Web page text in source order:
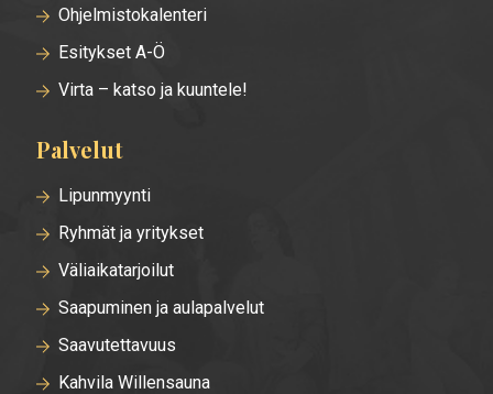
Ohjelmistokalenteri
Esitykset A-Ö
Virta – katso ja kuuntele!
Palvelut
Lipunmyynti
Ryhmät ja yritykset
Väliaikatarjoilut
Saapuminen ja aulapalvelut
Saavutettavuus
Kahvila Willensauna